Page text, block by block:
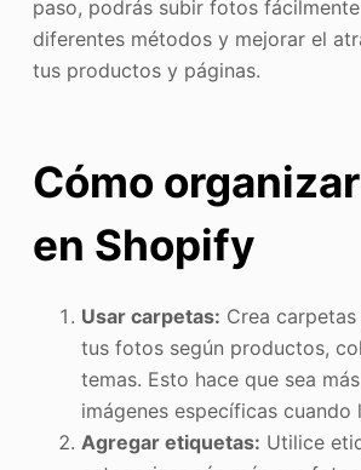
paso, podrás subir fotos
diferentes métodos y mejorar el
tus productos y páginas.
Cómo
en Shopify
Usar carpetas: Crea
tus fotos según productos,
temas. Esto hace que sea
imágenes específicas cuando
Agregar etiquetas: Utilice